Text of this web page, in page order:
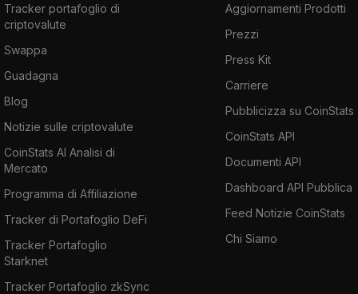
Tracker portafoglio di
criptovalute
Swappa
Guadagna
Blog
Notizie sulle criptovalute
CoinStats AI Analisi di
Mercato
Programma di Affiliazione
Tracker di Portafoglio DeFi
Tracker Portafoglio
Starknet
Tracker Portafoglio zkSync
Aggiornamenti Prodotti
Prezzi
Press Kit
Carriere
Pubblicizza su CoinStats
CoinStats API
Documenti API
Dashboard API Pubblica
Feed Notizie CoinStats
Chi Siamo